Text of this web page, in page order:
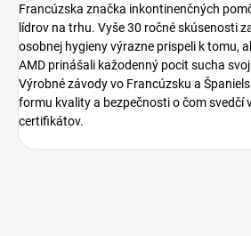
Francúzska značka inkontinenčných
lídrov na trhu. Vyše 30 ročné skúsenosti
osobnej hygieny výrazne prispeli k tomu,
AMD prinášali kažodenný pocit sucha
Výrobné závody vo Francúzsku a
formu kvality a bezpečnosti o čom svedčí
certifikátov.